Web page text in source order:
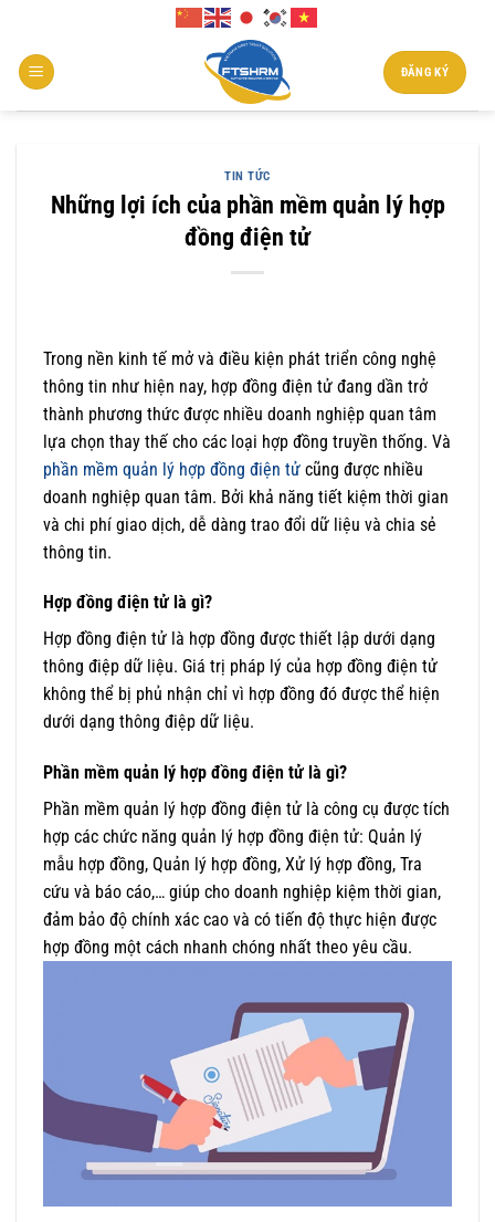
nội
dung
ĐĂNG KÝ
TIN TỨC
Những lợi ích của phần mềm quản lý hợp
đồng điện tử
Trong nền kinh tế mở và điều kiện phát triển công nghệ
thông tin như hiện nay, hợp đồng điện tử đang dần trở
thành phương thức được nhiều doanh nghiệp quan tâm
lựa chọn thay thế cho các loại hợp đồng truyền thống. Và
phần mềm quản lý hợp đồng điện tử cũng được nhiều
doanh nghiệp quan tâm. Bởi khả năng tiết kiệm thời gian
và chi phí giao dịch, dễ dàng trao đổi dữ liệu và chia sẻ
thông tin.
Hợp đồng điện tử là gì?
Hợp đồng điện tử là hợp đồng được thiết lập dưới dạng
thông điệp dữ liệu. Giá trị pháp lý của hợp đồng điện tử
không thể bị phủ nhận chỉ vì hợp đồng đó được thể hiện
dưới dạng thông điệp dữ liệu.
Phần mềm quản lý hợp đồng điện tử là gì?
Phần mềm quản lý hợp đồng điện tử là công cụ được tích
hợp các chức năng quản lý hợp đồng điện tử: Quản lý
mẫu hợp đồng, Quản lý hợp đồng, Xử lý hợp đồng, Tra
cứu và báo cáo,… giúp cho doanh nghiệp kiệm thời gian,
đảm bảo độ chính xác cao và có tiến độ thực hiện được
hợp đồng một cách nhanh chóng nhất theo yêu cầu.